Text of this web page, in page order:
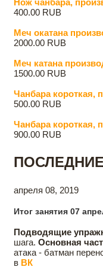
Нож чанбара,
400.00 RUB
Меч oкатана
2000.00 RUB
Меч катана
1500.00 RUB
Чанбара короткая,
500.00 RUB
Чанбара короткая,
900.00 RUB
апреля 08, 2019
Итог занятия 07
Подводящие
шага. Основная
атака - батман
в ВК